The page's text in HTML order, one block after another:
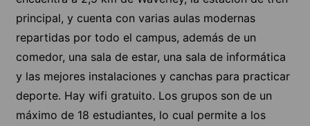
principal, y cuenta con varias aulas modernas
repartidas por todo el campus, además de un
comedor, una sala de estar, una sala de informática
y las mejores instalaciones y canchas para practicar
deporte. Hay wifi gratuito. Los grupos son de un
máximo de 18 estudiantes, lo cual permite a los